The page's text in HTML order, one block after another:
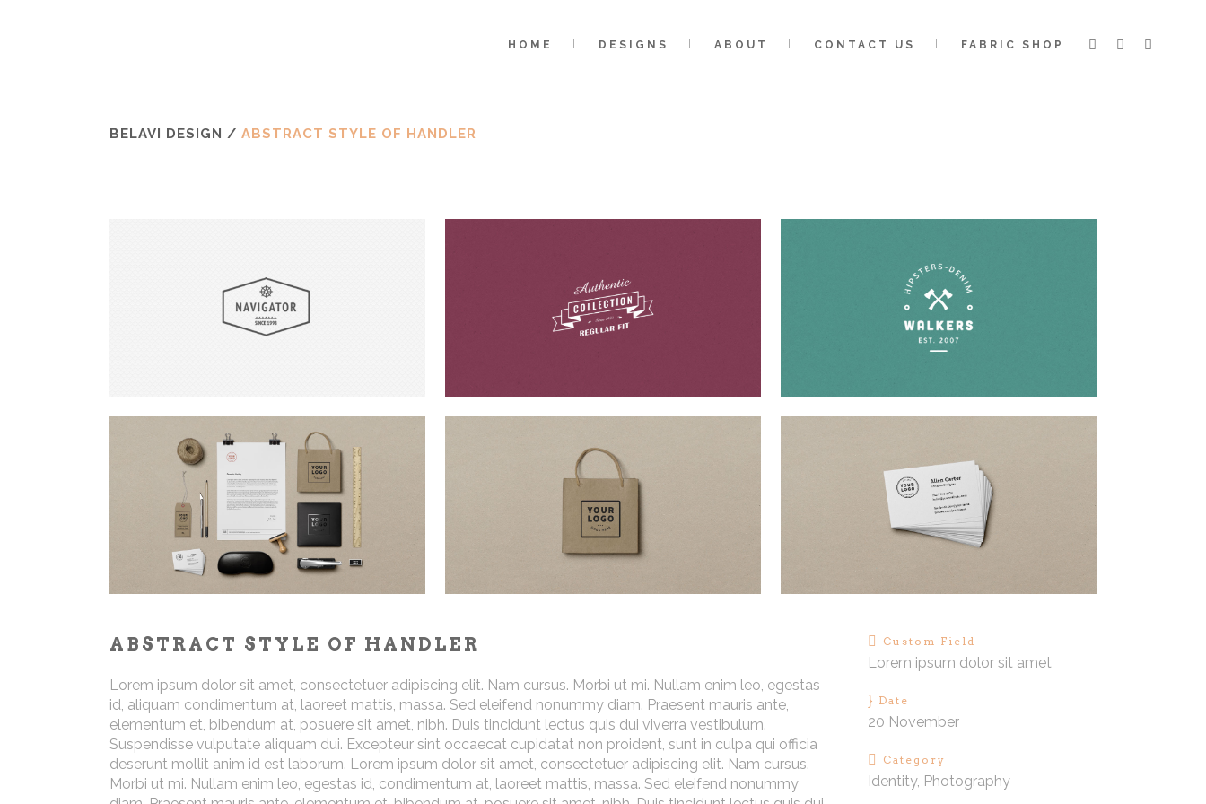
HOME DESIGNS ABOUT CONTACT US FABRIC SHOP
BELAVI DESIGN / ABSTRACT STYLE OF HANDLER
ABSTRACT STYLE OF HANDLER
Lorem ipsum dolor sit amet, consectetuer adipiscing elit. Nam cursus. Morbi ut mi. Nullam enim leo, egestas
id, aliquam condimentum at, laoreet mattis, massa. Sed eleifend nonummy diam. Praesent mauris ante,
elementum et, bibendum at, posuere sit amet, nibh. Duis tincidunt lectus quis dui viverra vestibulum.
Suspendisse vulputate aliquam dui. Excepteur sint occaecat cupidatat non proident, sunt in culpa qui officia
deserunt mollit anim id est laborum. Lorem ipsum dolor sit amet, consectetuer adipiscing elit. Nam cursus.
Morbi ut mi. Nullam enim leo, egestas id, condimentum at, laoreet mattis, massa. Sed eleifend nonummy
Custom Field
Lorem ipsum dolor sit amet
Date
20 November
Category
Identity, Photography